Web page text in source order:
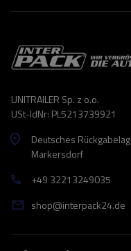
UNITRAILER Sp. z o.o.
USt-IdNr: PL5213739921
Deutsches
Markersdorf
+49 32213249035
shop@interpack24.de